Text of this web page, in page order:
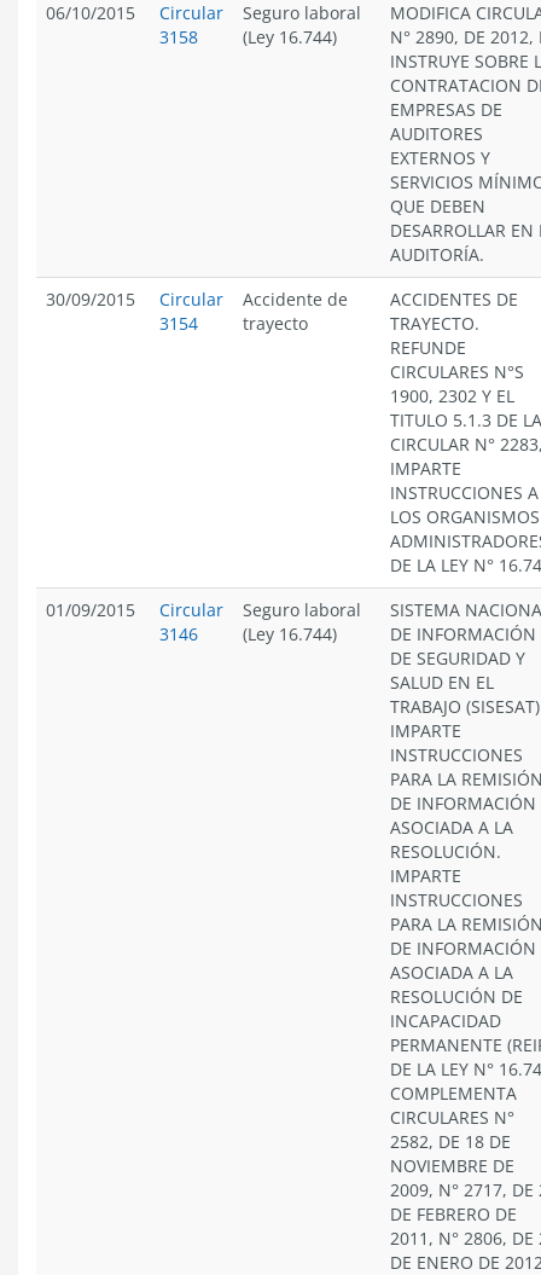
06/10/2015
Circular
3158
Seguro laboral
(Ley 16.744)
MODIFICA
N° 2890, DE 2012,
INSTRUYE SOBRE
CONTRATACION
EMPRESAS DE
AUDITORES
EXTERNOS Y
SERVICIOS
QUE DEBEN
DESARROLLAR EN
AUDITORÍA.
30/09/2015
Circular
3154
Accidente de
trayecto
ACCIDENTES DE
TRAYECTO.
REFUNDE
CIRCULARES N°S
1900, 2302 Y EL
TITULO 5.1.3 DE LA
CIRCULAR N°
IMPARTE
INSTRUCCIONES A
LOS ORGANISMOS
DE LA LEY N°
01/09/2015
Circular
3146
Seguro laboral
(Ley 16.744)
SISTEMA
DE INFORMACIÓN
DE SEGURIDAD Y
SALUD EN EL
TRABAJO
IMPARTE
INSTRUCCIONES
PARA LA
DE INFORMACIÓN
ASOCIADA A LA
RESOLUCIÓN.
IMPARTE
INSTRUCCIONES
PARA LA
DE INFORMACIÓN
ASOCIADA A LA
RESOLUCIÓN DE
INCAPACIDAD
PERMANENTE
DE LA LEY N°
COMPLEMENTA
CIRCULARES N°
2582, DE 18 DE
NOVIEMBRE DE
2009, N° 2717, DE
DE FEBRERO DE
2011, N° 2806, DE
DE ENERO DE